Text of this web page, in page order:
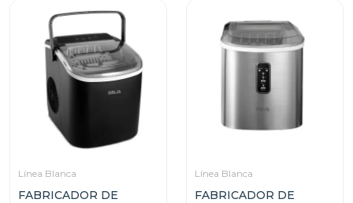
Línea Blanca
FABRICADOR DE
Línea Blanca
FABRICADOR DE